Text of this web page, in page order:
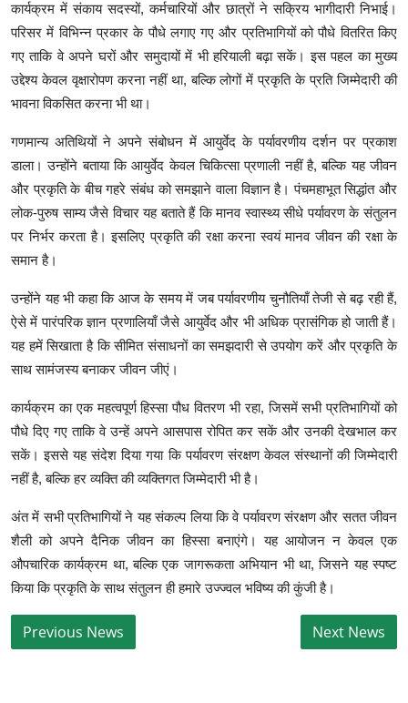
कार्यक्रम में संकाय सदस्यों, कर्मचारियों और छात्रों ने सक्रिय भागीदारी निभाई।
परिसर में विभिन्न प्रकार के पौधे लगाए गए और प्रतिभागियों को पौधे वितरित किए
गए ताकि वे अपने घरों और समुदायों में भी हरियाली बढ़ा सकें। इस पहल का मुख्य
उद्देश्य केवल वृक्षारोपण करना नहीं था, बल्कि लोगों में प्रकृति के प्रति जिम्मेदारी की
भावना विकसित करना भी था।
गणमान्य अतिथियों ने अपने संबोधन में आयुर्वेद के पर्यावरणीय दर्शन पर प्रकाश
डाला। उन्होंने बताया कि आयुर्वेद केवल चिकित्सा प्रणाली नहीं है, बल्कि यह जीवन
और प्रकृति के बीच गहरे संबंध को समझाने वाला विज्ञान है। पंचमहाभूत सिद्धांत और
लोक-पुरुष साम्य जैसे विचार यह बताते हैं कि मानव स्वास्थ्य सीधे पर्यावरण के संतुलन
पर निर्भर करता है। इसलिए प्रकृति की रक्षा करना स्वयं मानव जीवन की रक्षा के
समान है।
उन्होंने यह भी कहा कि आज के समय में जब पर्यावरणीय चुनौतियाँ तेजी से बढ़ रही हैं,
ऐसे में पारंपरिक ज्ञान प्रणालियाँ जैसे आयुर्वेद और भी अधिक प्रासंगिक हो जाती हैं।
यह हमें सिखाता है कि सीमित संसाधनों का समझदारी से उपयोग करें और प्रकृति के
साथ सामंजस्य बनाकर जीवन जीएं।
कार्यक्रम का एक महत्वपूर्ण हिस्सा पौध वितरण भी रहा, जिसमें सभी प्रतिभागियों को
पौधे दिए गए ताकि वे उन्हें अपने आसपास रोपित कर सकें और उनकी देखभाल कर
सकें। इससे यह संदेश दिया गया कि पर्यावरण संरक्षण केवल संस्थानों की जिम्मेदारी
नहीं है, बल्कि हर व्यक्ति की व्यक्तिगत जिम्मेदारी भी है।
अंत में सभी प्रतिभागियों ने यह संकल्प लिया कि वे पर्यावरण संरक्षण और सतत जीवन
शैली को अपने दैनिक जीवन का हिस्सा बनाएंगे। यह आयोजन न केवल एक
औपचारिक कार्यक्रम था, बल्कि एक जागरूकता अभियान भी था, जिसने यह स्पष्ट
किया कि प्रकृति के साथ संतुलन ही हमारे उज्ज्वल भविष्य की कुंजी है।